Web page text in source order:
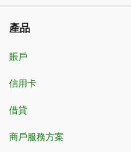
產品
賬戶
信用卡
借貸
商戶服務方案